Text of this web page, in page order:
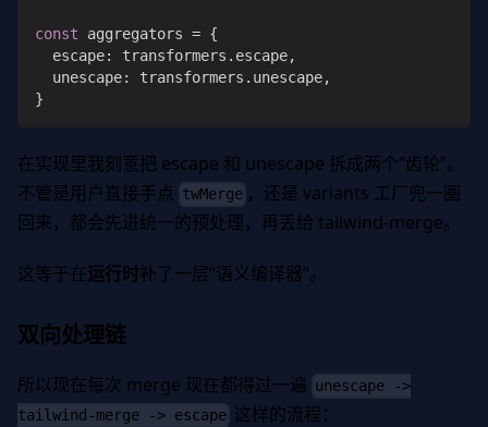
const aggregators = {
  escape
: transformers . escape,
  unescape
: transformers . unescape,
}
在实现里我刻意把 escape 和 unescape 拆成两个“齿轮”。
不管是用户直接手点
twMerge ，还是 variants 工厂兜一圈
回来，都会先进统一的预处理，再丢给 tailwind-merge。
这等于在运行时补了一层“语义编译器”。
双向处理链
所以现在每次 merge 现在都得过一遍 unescape ->
tailwind-merge -> escape 这样的流程：